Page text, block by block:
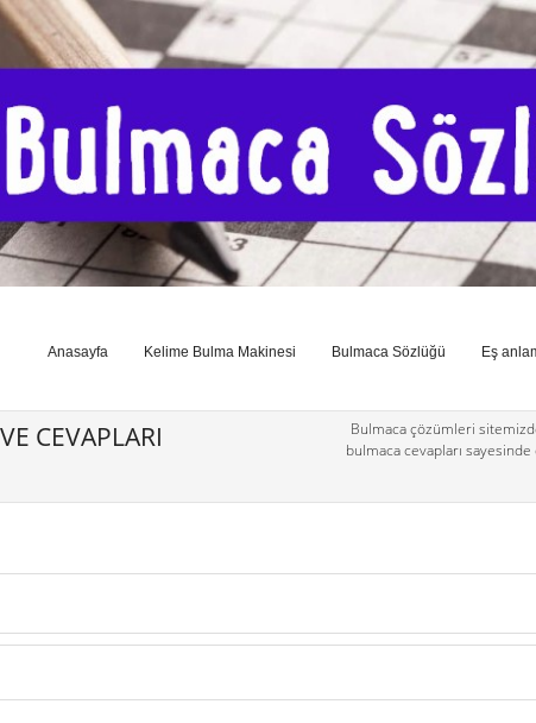
Anasayfa Kelime Bulma Makinesi Bulmaca Sözlüğü Eş
CEVAPLARI
Bulmaca çözümleri
bulmaca cevapları